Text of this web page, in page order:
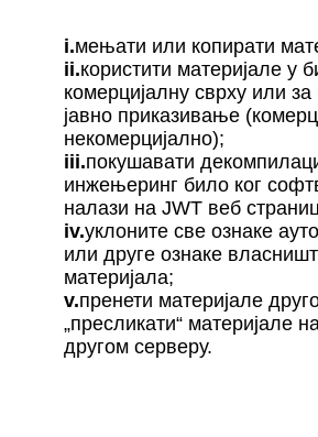
i.мењати или копирати
ii.користити материјале у
комерцијалну сврху или
јавно приказивање
некомерцијално);
iii.покушавати
инжењеринг било ког
налази на JWT веб
iv.уклоните све ознаке
или друге ознаке
материјала;
v.пренети материјале
„пресликати“ материјале
другом серверу.